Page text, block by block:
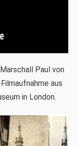
Paul von
aus
in London.